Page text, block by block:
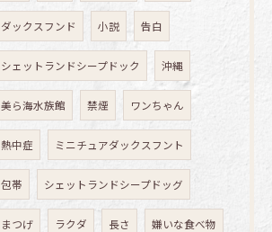
ダックスフンド 小説 告白
シェットランドシープドック 沖縄
美ら海水族館 禁煙 ワンちゃん
熱中症 ミニチュアダックスフント
包帯 シェットランドシープドッグ
まつげ ラクダ 長さ 嫌いな食べ物